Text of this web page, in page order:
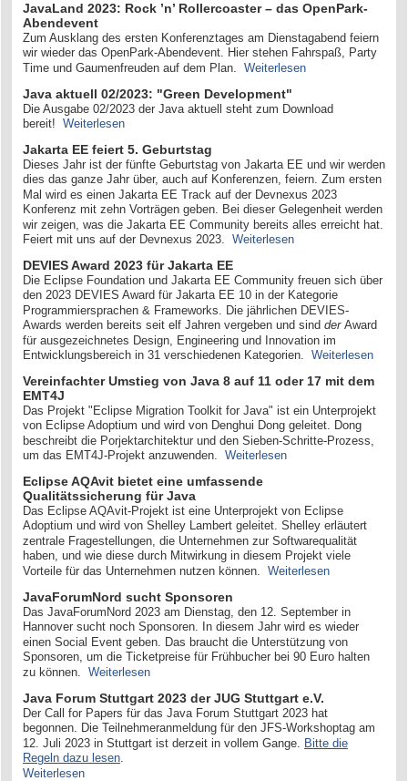
JavaLand 2023: Rock ’n’ Rollercoaster – das OpenPark-
Abendevent
Zum Ausklang des ersten Konferenztages am Dienstagabend feiern
wir wieder das OpenPark-Abendevent. Hier stehen Fahrspaß, Party
Time und Gaumenfreuden auf dem Plan.
Weiterlesen
Java aktuell 02/2023: "Green Development"
Die Ausgabe 02/2023 der Java aktuell steht zum Download
bereit! Weiterlesen
Jakarta EE feiert 5. Geburtstag
Dieses Jahr ist der fünfte Geburtstag von Jakarta EE und wir werden
dies das ganze Jahr über, auch auf Konferenzen, feiern. Zum ersten
Mal wird es einen Jakarta EE Track auf der Devnexus 2023
Konferenz mit zehn Vorträgen geben. Bei dieser Gelegenheit werden
wir zeigen, was die Jakarta EE Community bereits alles erreicht hat.
Feiert mit uns auf der Devnexus 2023. Weiterlesen
DEVIES Award 2023 für Jakarta EE
Die Eclipse Foundation und Jakarta EE Community freuen sich über
den 2023 DEVIES Award für Jakarta EE 10 in der Kategorie
Programmiersprachen & Frameworks. Die jährlichen DEVIES-
Awards werden bereits seit elf Jahren vergeben und sind derAward
für ausgezeichnetes Design, Engineering und Innovation im
Entwicklungsbereich in 31 verschiedenen Kategorien. Weiterlesen
Vereinfachter Umstieg von Java 8 auf 11 oder 17 mit dem
EMT4J
Das Projekt "Eclipse Migration Toolkit for Java" ist ein Unterprojekt
von Eclipse Adoptium und wird von Denghui Dong geleitet. Dong
beschreibt die Porjektarchitektur und den Sieben-Schritte-Prozess,
um das EMT4J-Projekt anzuwenden. Weiterlesen
Eclipse AQAvit bietet eine umfassende
Qualitätssicherung für Java
Das Eclipse AQAvit-Projekt ist eine Unterprojekt von Eclipse
Adoptium und wird von Shelley Lambert geleitet. Shelley erläutert
zentrale Fragestellungen, die Unternehmen zur Softwarequalität
haben, und wie diese durch Mitwirkung in diesem Projekt viele
Vorteile für das Unternehmen nutzen können.
Weiterlesen
JavaForumNord sucht Sponsoren
Das JavaForumNord 2023 am Dienstag, den 12. September in
Hannover sucht noch Sponsoren. In diesem Jahr wird es wieder
einen Social Event geben. Das braucht die Unterstützung von
Sponsoren, um die Ticketpreise für Frühbucher bei 90 Euro halten
zu können.
Weiterlesen
Java Forum Stuttgart 2023 der JUG Stuttgart e.V.
Der Call for Papers für das Java Forum Stuttgart 2023 hat
begonnen. Die Teilnehmeranmeldung für den JFS-Workshoptag am
12. Juli 2023 in Stuttgart ist derzeit in vollem Gange. Bitte die
Regeln dazu lesen.
Weiterlesen